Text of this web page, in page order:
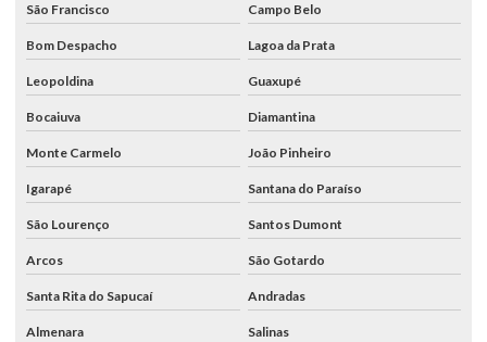
São Francisco Campo Belo
Bom Despacho Lagoa da Prata
Leopoldina Guaxupé
Bocaiuva Diamantina
Monte Carmelo João Pinheiro
Igarapé Santana do Paraíso
São Lourenço Santos Dumont
Arcos São Gotardo
Santa Rita do Sapucaí Andradas
Almenara Salinas